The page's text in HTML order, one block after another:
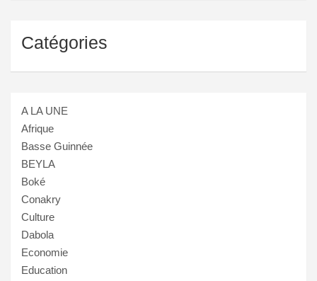
Catégories
A LA UNE
Afrique
Basse Guinnée
BEYLA
Boké
Conakry
Culture
Dabola
Economie
Education